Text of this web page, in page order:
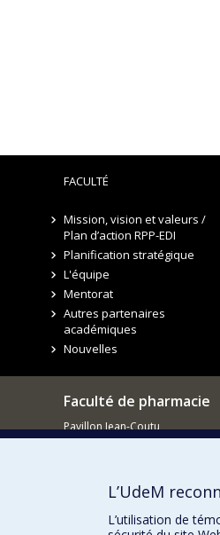
FACULTÉ
Mission, vision et valeurs /
Plan d’action RPP-EDI
Planification stratégique
L'équipe
Mentorat
Autres partenaires
académiques
Nouvelles
Faculté de pharmacie
Pavillon Jean-Coutu
2940, chemin de
L’UdeM
L’utilisation de